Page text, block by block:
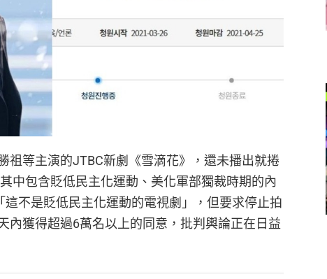
祖等主演的JTBC新劇《雪滴花》，還未播出就捲
中包含貶低民主化運動、美化軍部獨裁時期的內
不是貶低民主化運動的電視劇」，但要求停止拍
內獲得超過6萬名以上的同意，批判輿論正在日益